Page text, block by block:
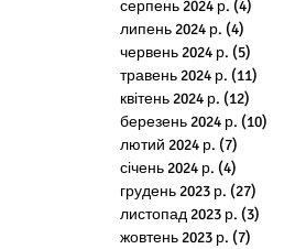
серпень 2024 р. (4)
липень 2024 р. (4)
червень 2024 р. (5)
травень 2024 р. (11)
квітень 2024 р. (12)
березень 2024 р. (10)
лютий 2024 р. (7)
січень 2024 р. (4)
грудень 2023 р. (27)
листопад 2023 р. (3)
жовтень 2023 р. (7)